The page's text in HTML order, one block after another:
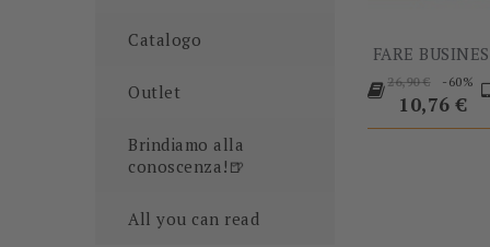
Catalogo
Outlet
Brindiamo alla
conoscenza!🍺
All you can read
FARE
Prezzo
base
26,90 € -60%
Prezzo
10,76 €